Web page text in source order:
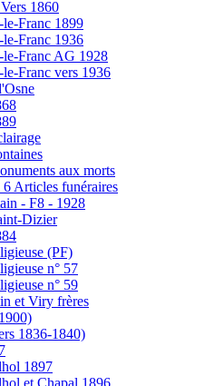
1860
Franc 1899
Franc 1936
Franc AG 1928
Franc vers 1936
aux morts
6 Articles funéraires
- F8 - 1928
Dizier
(PF)
n° 57
n° 59
et Viry frères
1836-1840)
1897
et Chapal 1896